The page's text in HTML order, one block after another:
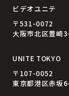
ビデオユニテ
〒531-0072
大阪市北区豊崎
UNITE TOKYO
〒107-0052
東京都港区赤坂